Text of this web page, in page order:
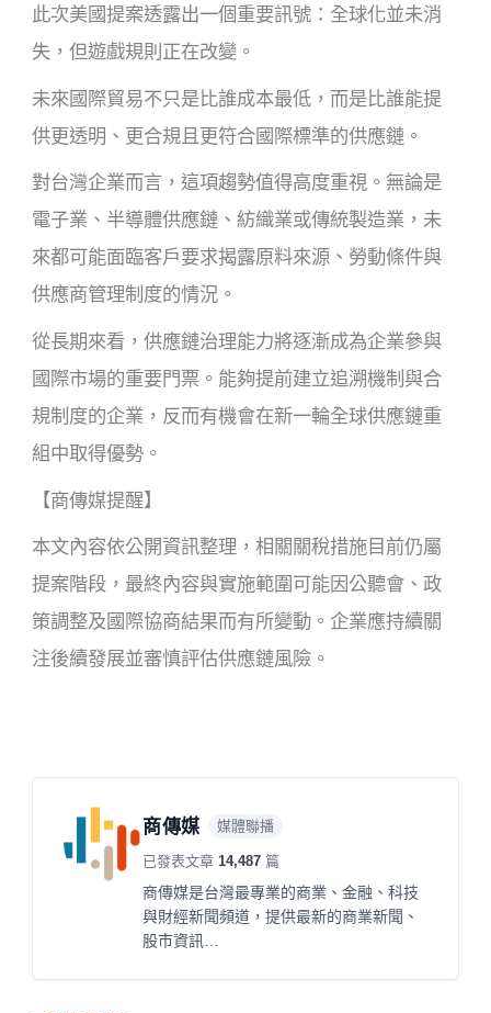
此次美國提案透露出一個重要訊號：全球化並未消
失，但遊戲規則正在改變。
未來國際貿易不只是比誰成本最低，而是比誰能提
供更透明、更合規且更符合國際標準的供應鏈。
對台灣企業而言，這項趨勢值得高度重視。無論是
電子業、半導體供應鏈、紡織業或傳統製造業，未
來都可能面臨客戶要求揭露原料來源、勞動條件與
供應商管理制度的情況。
從長期來看，供應鏈治理能力將逐漸成為企業參與
國際市場的重要門票。能夠提前建立追溯機制與合
規制度的企業，反而有機會在新一輪全球供應鏈重
組中取得優勢。
【商傳媒提醒】
本文內容依公開資訊整理，相關關稅措施目前仍屬
提案階段，最終內容與實施範圍可能因公聽會、政
策調整及國際協商結果而有所變動。企業應持續關
注後續發展並審慎評估供應鏈風險。
商傳媒 媒體聯播
已發表文章14,487 篇
商傳媒是台灣最專業的商業、金融、科技
與財經新聞頻道，提供最新的商業新聞、
股市資訊…